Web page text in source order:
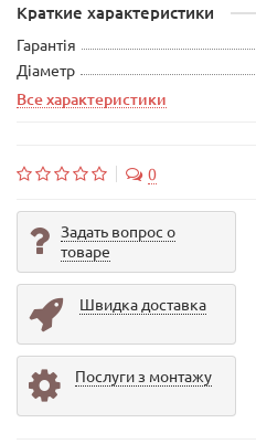
Краткие характеристики
Гарантія
Діаметр
Все характеристики
0
Задать вопрос о
товаре
Швидка доставка
Послуги з монтажу